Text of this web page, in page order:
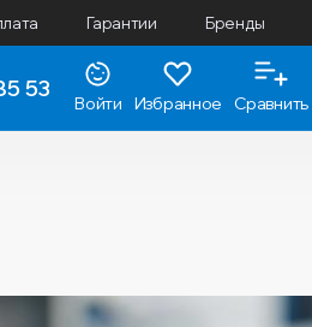
Гарантии Бренды
53
Войти Избранное Сравнить